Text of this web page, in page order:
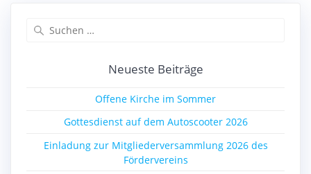
Neueste Beiträge
Offene Kirche im Sommer
Gottesdienst auf dem Autoscooter 2026
Einladung zur Mitgliederversammlung 2026 des
Fördervereins